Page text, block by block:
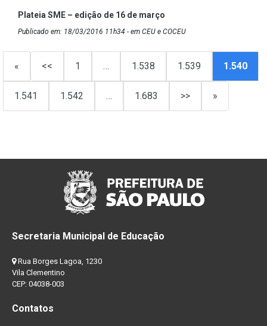
Plateia SME – edição de 16 de março
Publicado em: 18/03/2016 11h34 - em CEU e COCEU
« << 1 … 1.538 1.539 1.540
1.541 1.542 … 1.683 >> »
Secretaria Municipal de Educação
Rua Borges Lagoa, 1230
Vila Clementino
CEP: 04038-003
Contatos